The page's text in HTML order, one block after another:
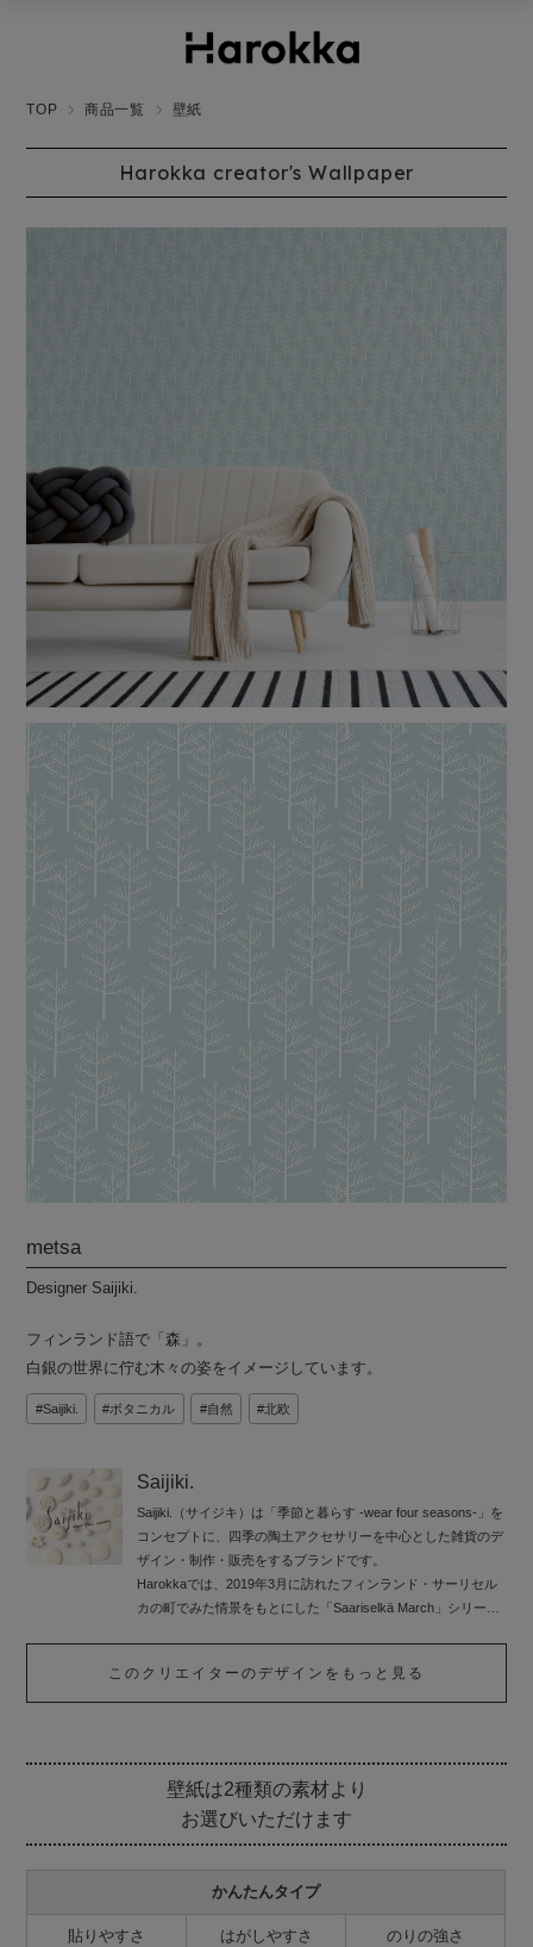
TOP 商品一覧 壁紙
Harokka creator's Wallpaper
metsa
Designer Saijiki.
フィンランド語で「森」。
白銀の世界に佇む木々の姿をイメージしています。
Saijiki. ボタニカル 自然 北欧
Saijiki.
Saijiki.（サイジキ）は「季節と暮らす -wear four seasons-」を
コンセプトに、四季の陶土アクセサリーを中心とした雑貨のデ
ザイン・制作・販売をするブランドです。
Harokkaでは、2019年3月に訪れたフィンランド・サーリセル
カの町でみた情景をもとにした「Saariselkä March」シリーズ
このクリエイターのデザインをもっと見る
壁紙は2種類の素材より
お選びいただけます
かんたんタイプ
貼りやすさ はがしやすさ のりの強さ